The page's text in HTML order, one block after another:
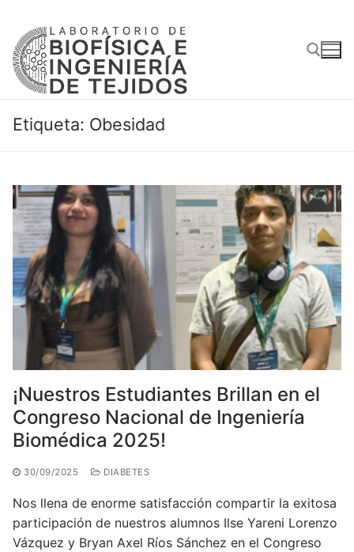
contenido
Etiqueta: Obesidad
¡Nuestros Estudiantes Brillan en el
Congreso Nacional de Ingeniería
Biomédica 2025!
30/09/2025 DIABETES
Nos llena de enorme satisfacción compartir la exitosa
participación de nuestros alumnos Ilse Yareni Lorenzo
Vázquez y Bryan Axel Ríos Sánchez en el Congreso